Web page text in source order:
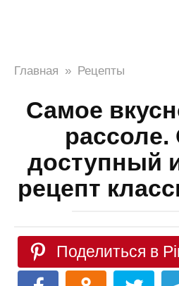
Главная » Рецепты
Самое
рассоле.
доступный
рецепт
Поделиться в